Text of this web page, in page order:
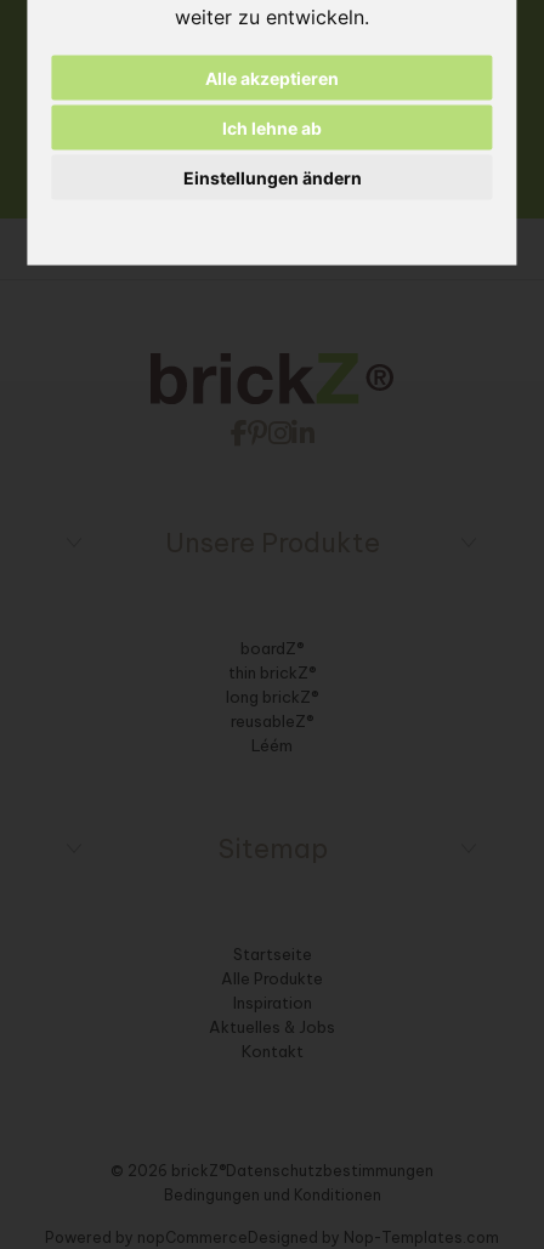
weiter zu entwickeln.
Alle akzeptieren
Ich lehne ab
Einstellungen ändern
Weitere Informationen?
Kontaktieren Sie uns
boardZ®
thin brickZ®
long brickZ®
reusableZ®
Léém
Startseite
Alle Produkte
Inspiration
Aktuelles & Jobs
Kontakt
© 2026 brickZ®Datenschutzbestimmungen
Bedingungen und Konditionen
Powered by nopCommerce Designed by Nop-Templates.com